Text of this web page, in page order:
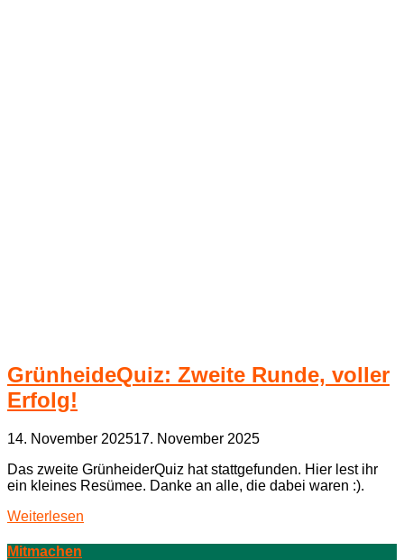
GrünheideQuiz: Zweite Runde, voller
Erfolg!
14. November 202517. November 2025
Das zweite GrünheiderQuiz hat stattgefunden. Hier lest ihr
ein kleines Resümee. Danke an alle, die dabei waren :).
Weiterlesen
Mitmachen